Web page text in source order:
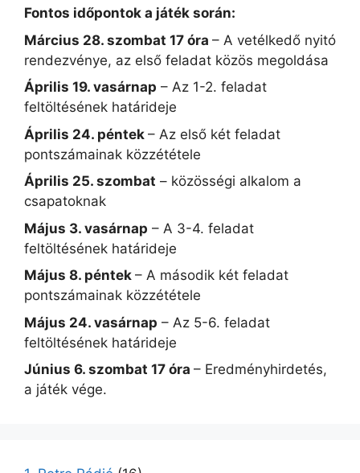
Fontos időpontok a játék során:
Március 28. szombat 17 óra – A vetélkedő nyitó
rendezvénye, az első feladat közös megoldása
Április 19. vasárnap – Az 1-2. feladat
feltöltésének határideje
Április 24. péntek – Az első két feladat
pontszámainak közzététele
Április 25. szombat – közösségi alkalom a
csapatoknak
Május 3. vasárnap – A 3-4. feladat
feltöltésének határideje
Május 8. péntek – A második két feladat
pontszámainak közzététele
Május 24. vasárnap – Az 5-6. feladat
feltöltésének határideje
Június 6. szombat 17 óra – Eredményhirdetés,
a játék vége.